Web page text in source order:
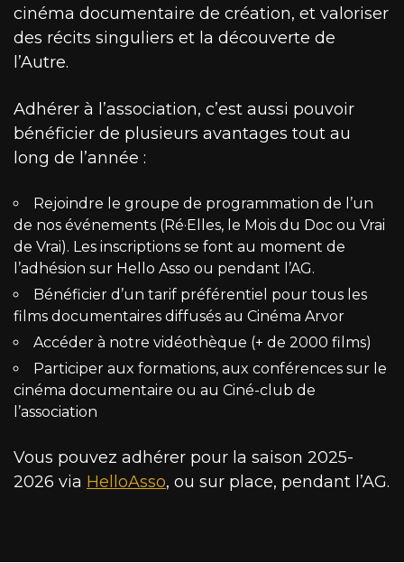
cinéma documentaire de création, et valoriser
des récits singuliers et la découverte de
l’Autre.
Adhérer à l’association, c’est aussi pouvoir
bénéficier de plusieurs avantages tout au
long de l’année :
Rejoindre le groupe de programmation de l’un
de nos événements (Ré·Elles, le Mois du Doc ou Vrai
de Vrai). Les inscriptions se font au moment de
l’adhésion sur Hello Asso ou pendant l’AG.
Bénéficier d’un tarif préférentiel pour tous les
films documentaires diffusés au Cinéma Arvor
Accéder à notre vidéothèque (+ de 2000 films)
Participer aux formations, aux conférences sur le
cinéma documentaire ou au Ciné-club de
l’association
Vous pouvez adhérer pour la saison 2025-
2026 via HelloAsso, ou sur place, pendant l’AG.